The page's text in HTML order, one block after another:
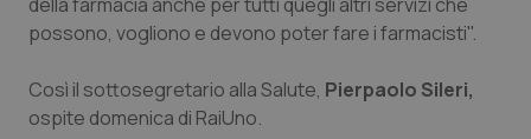
Provincia Autonoma di Bolzano
Provincia Autonoma di Trento
Infezioni & Febbre
Ipertensione & Scompenso
possono, vogliono e devono poter fare i farmacisti".
Così il sottosegretario alla Salute, Pierpaolo Sileri,
ospite domenica di RaiUno.